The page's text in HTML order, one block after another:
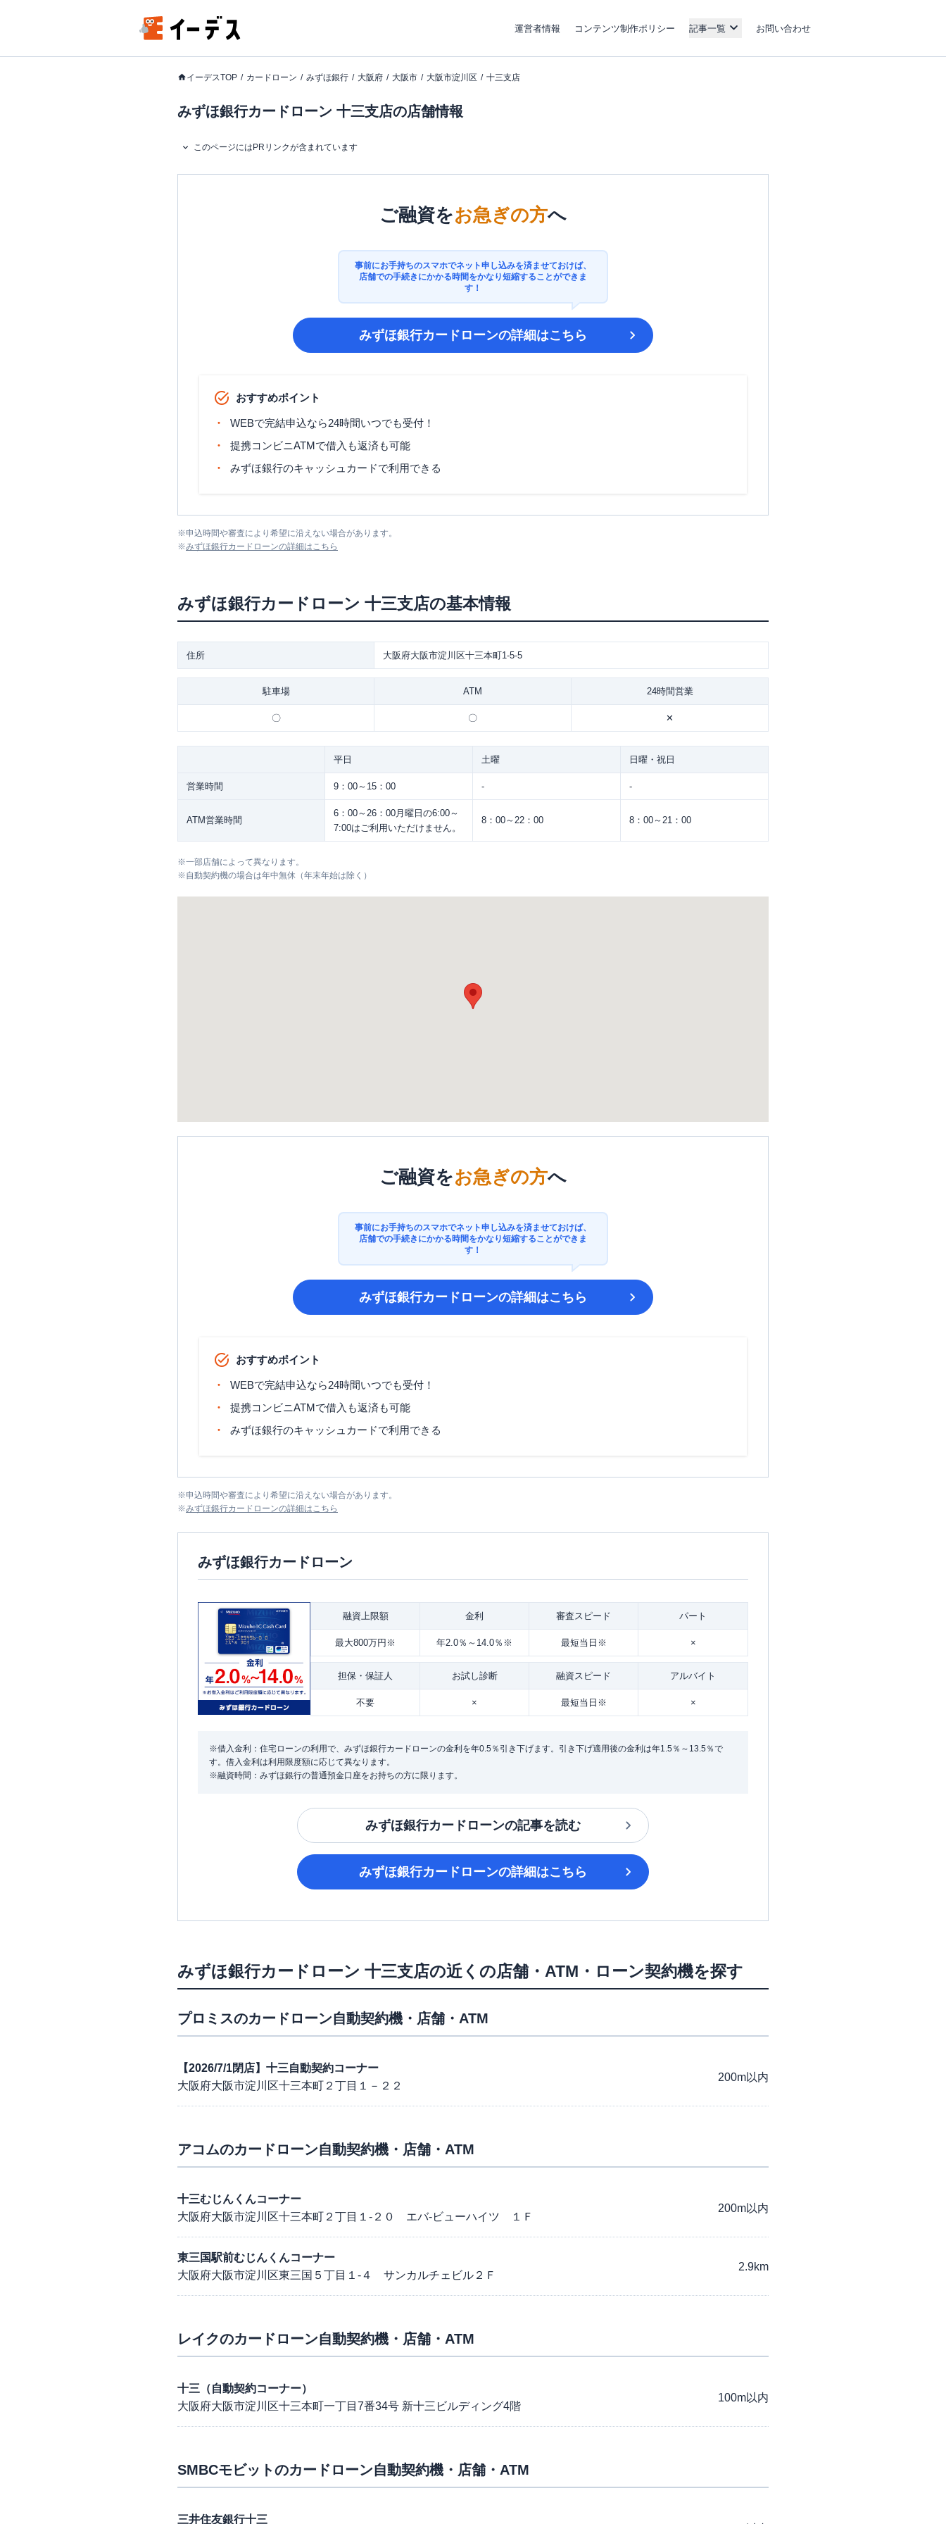
運営者情報 コンテンツ制作ポリシー 記事一覧 お問い合わせ
イーデスTOP カードローン みずほ銀行 大阪府 大阪市 大阪市淀川区 十三支店
みずほ銀行カードローン 十三支店の店舗情報
このページにはPRリンクが含まれています
ご融資をお急ぎの方へ
事前にお手持ちのスマホでネット申し込みを済ませておけば、
店舗での手続きにかかる時間をかなり短縮することができま
す！
みずほ銀行カードローンの詳細はこちら
おすすめポイント
WEBで完結申込なら24時間いつでも受付！
提携コンビニATMで借入も返済も可能
みずほ銀行のキャッシュカードで利用できる
※申込時間や審査により希望に沿えない場合があります。
※みずほ銀行カードローンの詳細はこちら
みずほ銀行カードローン 十三支店の基本情報
住所 大阪府大阪市淀川区十三本町1-5-5
駐車場 ATM 24時間営業
〇 〇 ✕
平日 土曜 日曜・祝日
営業時間 9：00～15：00 - -
ATM営業時間
6：00～26：00月曜日の6:00～
7:00はご利用いただけません。
8：00～22：00 8：00～21：00
※一部店舗によって異なります。
※自動契約機の場合は年中無休（年末年始は除く）
ご融資をお急ぎの方へ
事前にお手持ちのスマホでネット申し込みを済ませておけば、
店舗での手続きにかかる時間をかなり短縮することができま
す！
みずほ銀行カードローンの詳細はこちら
おすすめポイント
WEBで完結申込なら24時間いつでも受付！
提携コンビニATMで借入も返済も可能
みずほ銀行のキャッシュカードで利用できる
※申込時間や審査により希望に沿えない場合があります。
※みずほ銀行カードローンの詳細はこちら
みずほ銀行カードローン
融資上限額 金利 審査スピード パート
最大800万円※ 年2.0％～14.0％※ 最短当日※ ×
担保・ 保証人 お試し診断 融資スピード アルバイト
不要 × 最短当日※ ×
※借入金利：住宅ローンの利用で、みずほ銀行カードローンの金利を年0.5％引き下げます。引き下げ適用後の金利は年1.5％～13.5％で
す。借入金利は利用限度額に応じて異なります。
※融資時間：みずほ銀行の普通預金口座をお持ちの方に限ります。
みずほ銀行カードローンの記事を読む
みずほ銀行カードローンの詳細はこちら
みずほ銀行カードローン 十三支店の近くの店舗・ATM・ローン契約機を探す
プロミスのカードローン自動契約機・店舗・ATM
【2026/7/1閉店】十三自動契約コーナー
大阪府大阪市淀川区十三本町２丁目１－２２
200m以内
アコムのカードローン自動契約機・店舗・ATM
十三むじんくんコーナー
大阪府大阪市淀川区十三本町２丁目１-２０ エバ-ビューハイツ １Ｆ
200m以内
東三国駅前むじんくんコーナー
大阪府大阪市淀川区東三国５丁目１-４ サンカルチェビル２Ｆ
2.9km
レイクのカードローン自動契約機・店舗・ATM
十三（自動契約コーナー）
大阪府大阪市淀川区十三本町一丁目7番34号 新十三ビルディング4階
100m以内
SMBCモビットのカードローン自動契約機・店舗・ATM
三井住友銀行十三